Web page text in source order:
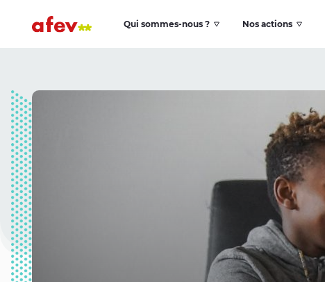
Qui sommes-nous ? Nos actions